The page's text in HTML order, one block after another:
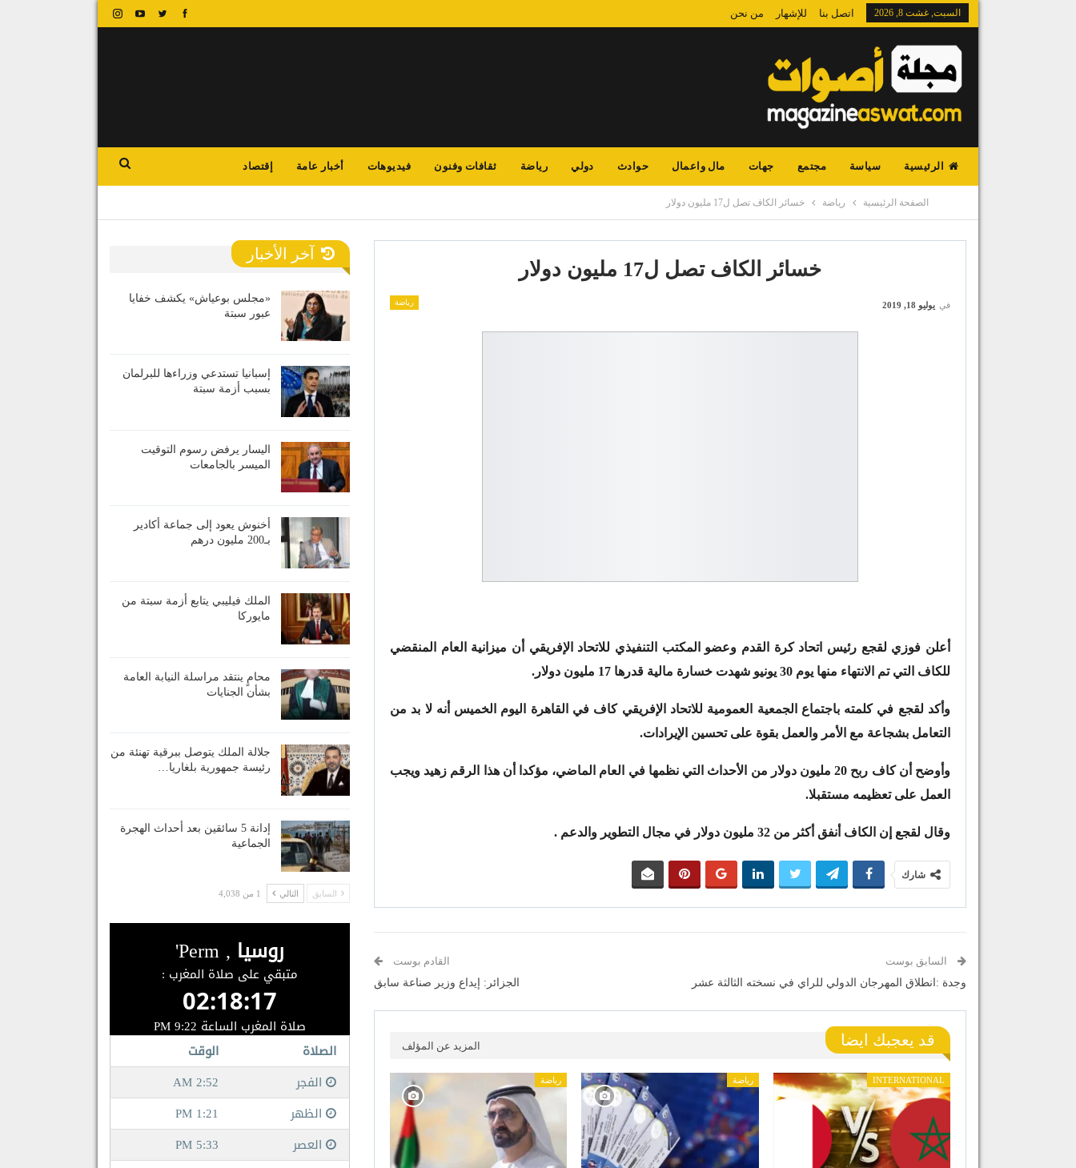
السبت, غشت 8, 2026 اتصل بنا للإشهار من نحن
الرئيسية سياسة مجتمع جهات مال واعمال حوادث دولي رياضة ثقافات وفنون فيديوهات أخبار عامة إقتصاد
الصفحة الرئيسية رياضة خسائر الكاف تصل ل17 مليون دولار
خسائر الكاف تصل ل17 مليون دولار
رياضة في يوليو 18, 2019
أعلن فوزي لقجع رئيس اتحاد كرة القدم وعضو المكتب التنفيذي للاتحاد الإفريقي أن ميزانية العام المنقضي
للكاف التي تم الانتهاء منها يوم 30 يونيو شهدت خسارة مالية قدرها 17 مليون دولار.
وأكد لقجع في كلمته باجتماع الجمعية العمومية للاتحاد الإفريقي كاف في القاهرة اليوم الخميس أنه لا بد من
التعامل بشجاعة مع الأمر والعمل بقوة على تحسين الإيرادات.
وأوضح أن كاف ربح 20 مليون دولار من الأحداث التي نظمها في العام الماضي، مؤكدا أن هذا الرقم زهيد ويجب
العمل على تعظيمه مستقبلا.
وقال لقجع إن الكاف أنفق أكثر من 32 مليون دولار في مجال التطوير والدعم .
شارك
السابق بوست
وجدة :انطلاق المهرجان الدولي للراي في نسخته الثالثة عشر
القادم بوست
الجزائر: إيداع وزير صناعة سابق
قد يعجبك ايضا المزيد عن المؤلف
INTERNATIONAL رياضة رياضة
آخر الأخبار
«مجلس بوعياش» يكشف خفايا
عبور سبتة
إسبانيا تستدعي وزراءها للبرلمان
بسبب أزمة سبتة
اليسار يرفض رسوم التوقيت
الميسر بالجامعات
أخنوش يعود إلى جماعة أكادير
بـ200 مليون درهم
الملك فيليبي يتابع أزمة سبتة من
مايوركا
محامٍ ينتقد مراسلة النيابة العامة
بشأن الجنايات
جلالة الملك يتوصل ببرقية تهنئة من
رئيسة جمهورية بلغاريا…
إدانة 5 سائقين بعد أحداث الهجرة
الجماعية
السابق التالي 1 من 4,038